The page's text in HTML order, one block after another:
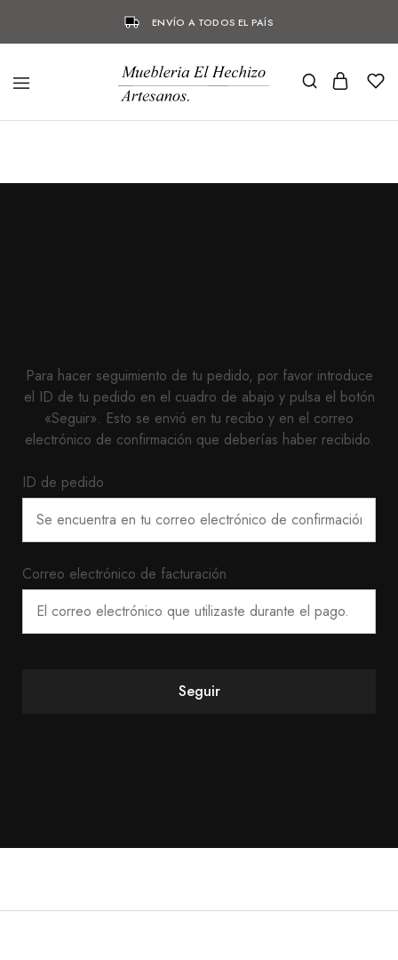
ENVÍO A TODOS EL PAÍS
Para hacer seguimiento de tu pedido, por favor introduce
el ID de tu pedido en el cuadro de abajo y pulsa el botón
«Seguir». Esto se envió en tu recibo y en el correo
electrónico de confirmación que deberías haber recibido.
ID de pedido
Correo electrónico de facturación
Seguir